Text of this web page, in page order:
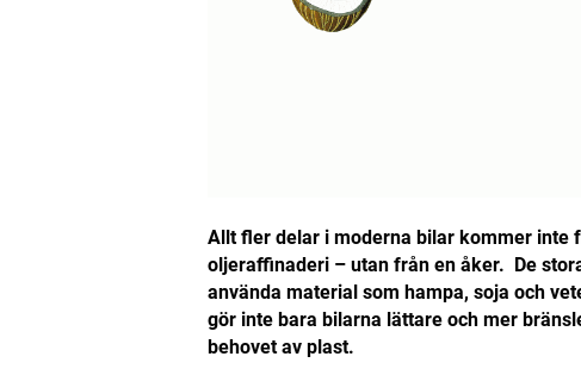
Allt fler delar i moderna bilar kommer inte
oljeraffinaderi – utan från en åker. De
använda material som hampa, soja och
gör inte bara bilarna lättare och mer
behovet av plast.